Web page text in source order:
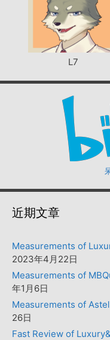
L7
近期文章
Measurements of
2023年4月22日
Measurements of
年1月6日
Measurements of
26日
Fast Review of